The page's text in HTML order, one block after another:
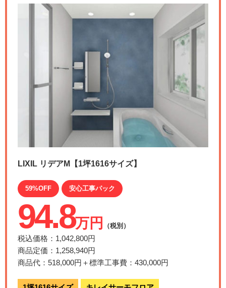
LIXIL リデアM【1坪1616サイズ】
59%OFF 安心工事パック
94.8万円 （税別）
税込価格：1,042,800円
商品定価：1,258,940円
商品代：518,000円＋標準工事費：430,000円